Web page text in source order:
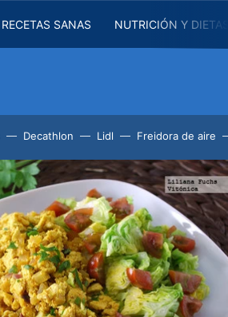
RECETAS SANAS NUTRICIÓN Y
Decathlon Lidl Freidora de aire